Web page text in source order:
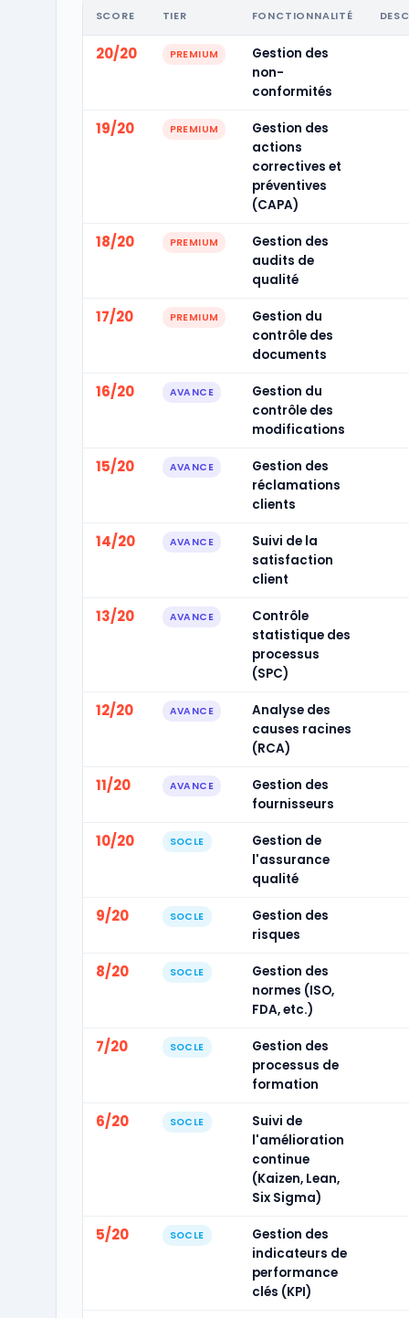
SCORE TIER FONCTIONNALITÉ
20/20 PREMIUM
Gestion des
non-
conformités
19/20 PREMIUM
Gestion des
actions
correctives et
préventives
(CAPA)
18/20 PREMIUM
Gestion des
audits de
qualité
17/20 PREMIUM
Gestion du
contrôle des
documents
16/20 AVANCE
Gestion du
contrôle des
modifications
15/20 AVANCE
Gestion des
réclamations
clients
14/20 AVANCE
Suivi de la
satisfaction
client
13/20 AVANCE
Contrôle
statistique des
processus
(SPC)
12/20 AVANCE
Analyse des
causes racines
(RCA)
11/20 AVANCE
Gestion des
fournisseurs
10/20 SOCLE
Gestion de
l'assurance
qualité
9/20 SOCLE
Gestion des
risques
8/20 SOCLE
Gestion des
normes (ISO,
FDA, etc.)
7/20 SOCLE
Gestion des
processus de
formation
6/20 SOCLE
Suivi de
l'amélioration
continue
(Kaizen, Lean,
Six Sigma)
5/20 SOCLE
Gestion des
indicateurs de
performance
clés (KPI)